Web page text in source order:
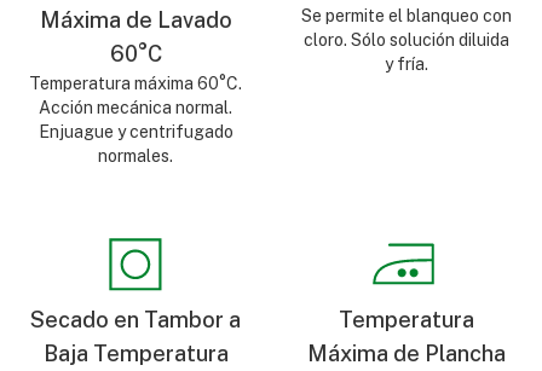
Máxima de Lavado
60°C
Temperatura máxima 60°C.
Acción mecánica normal.
Enjuague y centrifugado
normales.
Se permite el blanqueo con
cloro. Sólo solución diluida
y fría.
Secado en Tambor a
Baja Temperatura
Temperatura
Máxima de Plancha